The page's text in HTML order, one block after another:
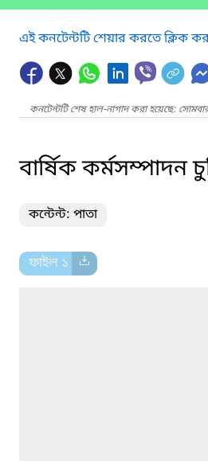
এই কনটেন্টটি শেয়ার করতে ক্লিক
কনটেন্টটি শেষ হাল-নাগাদ করা হয়েছে:
বার্ষিক কর্মসম্পাদন
কন্টেন্ট: পাতা
ফাইল ১